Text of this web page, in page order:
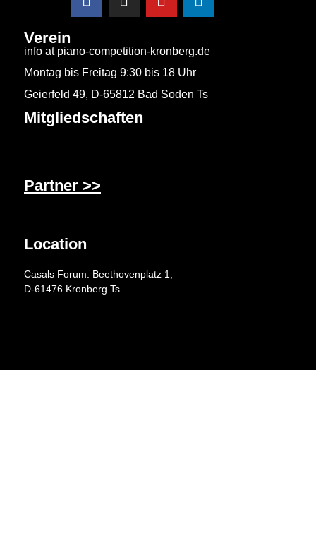
Verein
info at piano-competition-kronberg.de
Montag bis Freitag 9:30 bis 18 Uhr
Geierfeld 49, D-65812 Bad Soden Ts
Mitgliedschaften
Partner >>
Location
Casals Forum: Beethovenplatz 1,
D-61476 Kronberg Ts.